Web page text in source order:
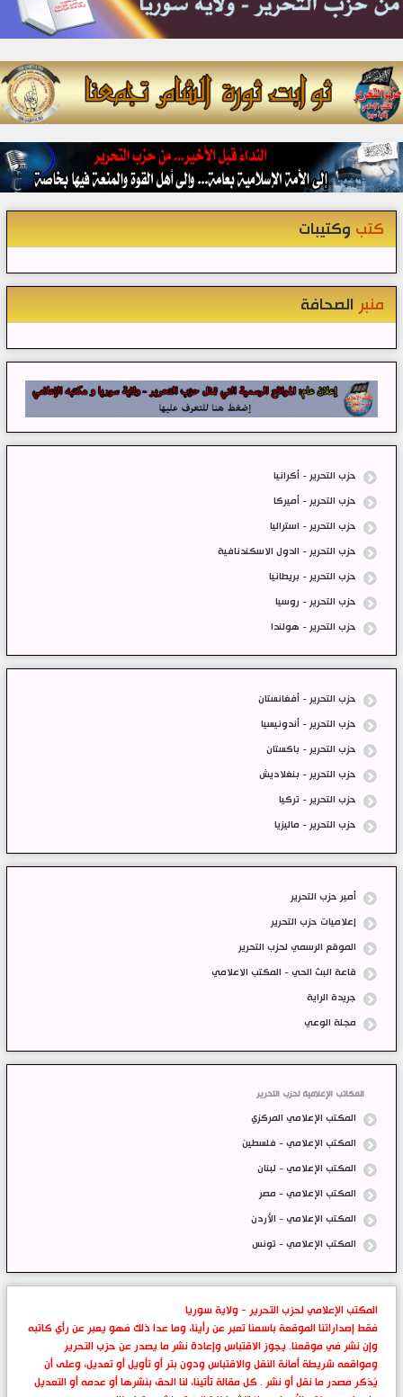
كتب وكتيبات
منبر الصحافة
حزب التحرير - أكرانيا
حزب التحرير - أميركا
حزب التحرير - استراليا
حزب التحرير - الدول الاسكندنافية
حزب التحرير - بريطانيا
حزب التحرير - روسيا
حزب التحرير - هولندا
حزب التحرير - أفغانستان
حزب التحرير - أندونيسيا
حزب التحرير - باكستان
حزب التحرير - بنغلاديش
حزب التحرير - تركيا
حزب التحرير - ماليزيا
أمير حزب التحرير
إعلاميات حزب التحرير
الموقع الرسمي لحزب التحرير
قاعة البث الحي - المكتب الاعلامي
جريدة الراية
مجلة الوعي
المكاتب الإعلامية لحزب التحرير
المكتب الإعلامي المركزي
المكتب الإعلامي - فلسطين
المكتب الإعلامي - لبنان
المكتب الإعلامي - مصر
المكتب الإعلامي - الأردن
المكتب الإعلامي - تونس
المكتب الإعلامي لحزب التحرير - ولاية سوريا
فقط إصداراتنا الموقعة باسمنا تعبر عن رأينا، وما عدا ذلك فهو يعبر عن رأي كاتبه
وإن نشر في موقعنا. يجوز الاقتباس وإعادة نشر ما يصدر عن حزب التحرير
ومواقعه شريطة أمانة النقل والاقتباس ودون بتر أو تأويل أو تعديل، وعلى أن
يُذكر مصدر ما نقل أو نشر . كل مقالة تأتينا، لنا الحق بنشرها أو عدمه أو التعديل